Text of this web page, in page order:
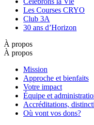
Les Courses CRYO
Club 3A
30 ans d’Horizon
À propos
À propos
Mission
Approche et bienfaits
Votre impact
Équipe et
Accréditations,
Où vont vos dons?